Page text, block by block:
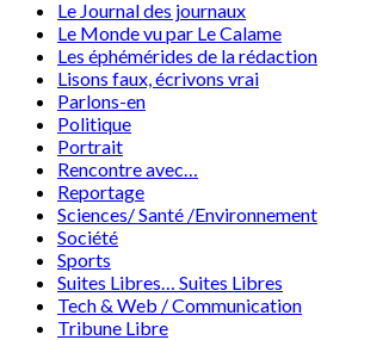
Le Journal des journaux
Le Monde vu par Le Calame
Les éphémérides de la rédaction
Lisons faux, écrivons vrai
Parlons-en
Politique
Portrait
Rencontre avec…
Reportage
Sciences/ Santé /Environnement
Société
Sports
Suites Libres… Suites Libres
Tech & Web / Communication
Tribune Libre